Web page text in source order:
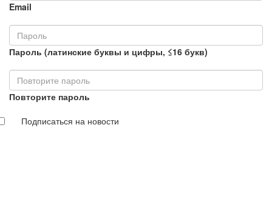
Email
Пароль (латинские буквы и цифры, ≤16 букв)
Повторите пароль
Подписаться на новости